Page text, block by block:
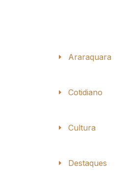
Araraquara
Cotidiano
Cultura
Destaques